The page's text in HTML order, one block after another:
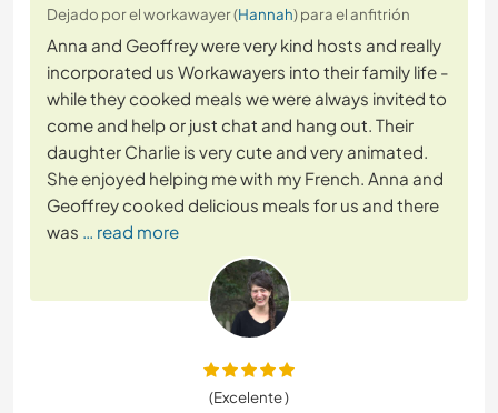
Dejado por el workawayer (Hannah) para el anfitrión
Anna and Geoffrey were very kind hosts and really
incorporated us Workawayers into their family life -
while they cooked meals we were always invited to
come and help or just chat and hang out. Their
daughter Charlie is very cute and very animated.
She enjoyed helping me with my French. Anna and
Geoffrey cooked delicious meals for us and there
was … read more
(Excelente )